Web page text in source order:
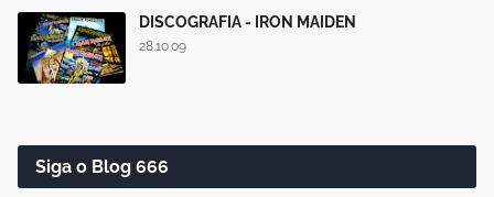
DISCOGRAFIA - IRON MAIDEN
28.10.09
Siga o Blog 666